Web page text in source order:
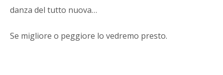
danza del tutto nuova…
Se migliore o peggiore lo vedremo presto.